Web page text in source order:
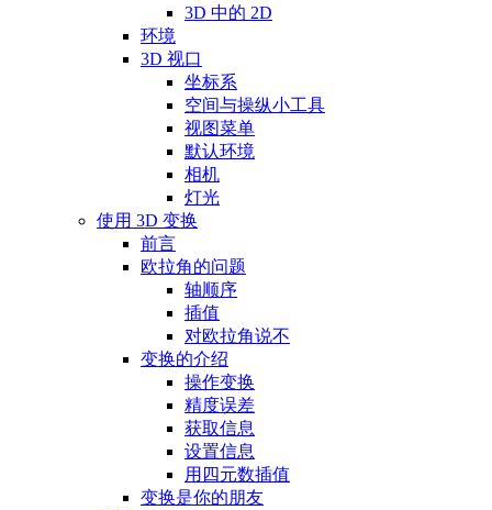
3D 中的 2D
环境
3D 视口
坐标系
空间与操纵小工具
视图菜单
默认环境
相机
灯光
使用 3D 变换
前言
欧拉角的问题
轴顺序
插值
对欧拉角说不
变换的介绍
操作变换
精度误差
获取信息
设置信息
用四元数插值
变换是你的朋友